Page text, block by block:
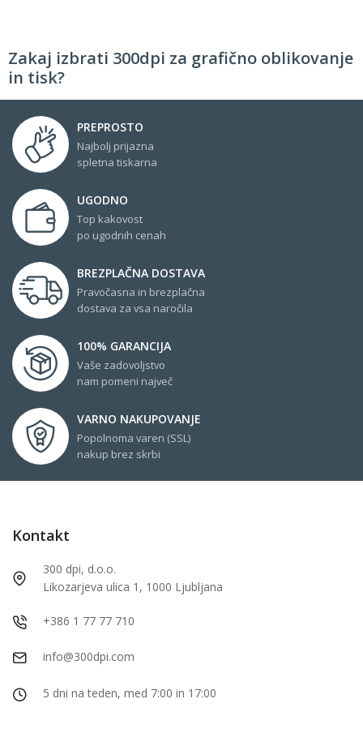
Zakaj izbrati 300dpi za grafično oblikovanje
in tisk?
PREPROSTO
Najbolj prijazna
spletna tiskarna
UGODNO
Top kakovost
po ugodnih cenah
BREZPLAČNA DOSTAVA
Pravočasna in brezplačna
dostava za vsa naročila
100% GARANCIJA
Vaše zadovoljstvo
nam pomeni največ
VARNO NAKUPOVANJE
Popolnoma varen (SSL)
nakup brez skrbi
Kontakt
300 dpi, d.o.o.
Likozarjeva ulica 1, 1000 Ljubljana
+386 1 77 77 710
info@300dpi.com
5 dni na teden, med 7:00 in 17:00